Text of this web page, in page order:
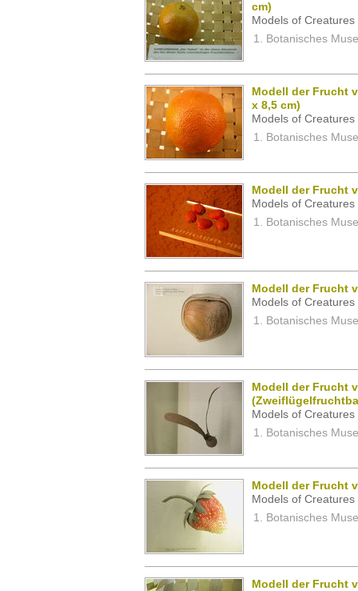
cm)
Models of
Botanisches
Modell der Frucht
x 8,5 cm)
Models of
Botanisches
Modell der Frucht
Models of
Botanisches
Modell der Frucht
Models of
Botanisches
Modell der Frucht
Models of
Botanisches
Modell der Frucht
Models of
Botanisches
Modell der Frucht